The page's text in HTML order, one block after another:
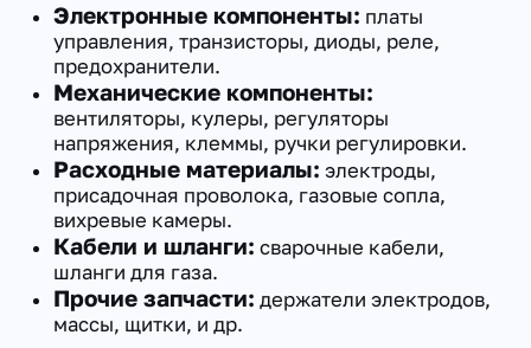
Электронные компоненты: платы
управления, транзисторы, диоды, реле,
предохранители.
Механические компоненты:
вентиляторы, кулеры, регуляторы
напряжения, клеммы, ручки регулировки.
Расходные материалы: электроды,
присадочная проволока, газовые сопла,
вихревые камеры.
Кабели и шланги: сварочные кабели,
шланги для газа.
Прочие запчасти: держатели электродов,
массы, щитки, и др.